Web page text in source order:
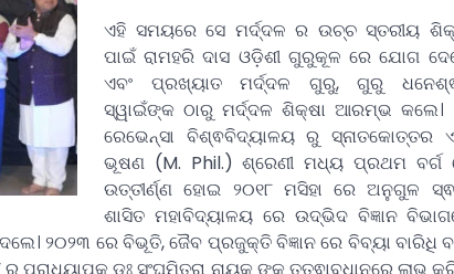
ଏହି ସମୟରେ ସେ ମର୍ଦ୍ଦଳ ର ଉଚ୍ଚ ସ୍ତରୀୟ
ପାଇଁ ରାମହରି ଦାସ ଓଡ଼ିଶୀ ଗୁରୁକୂଳ ରେ ଯୋଗ
ଏବଂ ପ୍ରଖ୍ୟାତ ମର୍ଦ୍ଦଳ ଗୁରୁ, ଗୁରୁ
ସ୍ୱାଇଁଙ୍କ ଠାରୁ ମର୍ଦ୍ଦଳ ଶିକ୍ଷା ଆରମ୍ଭ କଲେ।
ରେଭେନ୍ସା ବିଶ୍ଵବିଦ୍ୟାଳୟ ରୁ ସ୍ନାତକୋତ୍ତର
ଭୂଷଣ (M. Phil.) ଶ୍ରେଣୀ ମଧ୍ୟ ପ୍ରଥମ ବର୍ଗ
ଉତ୍ତୀର୍ଣ୍ଣ ହୋଇ ୨୦୧୮ ମସିହା ରେ ଅନୁଗୁଳ
ଶାସିତ ମହାବିଦ୍ୟାଳୟ ରେ ଉଦ୍ଭିଦ ବିଜ୍ଞାନ
୨୦୨୩ ରେ ବିଭୂତି, ଜୈବ ପ୍ରଜୁକ୍ତି ବିଜ୍ଞାନ ରେ ବିବ୍ୟା ବାରିଧି